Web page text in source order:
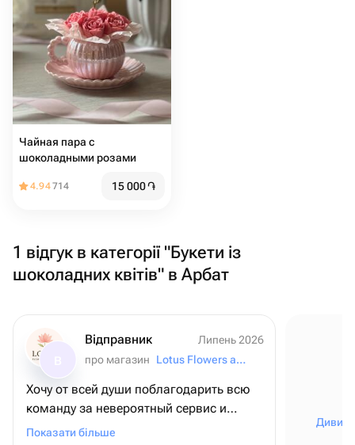
Чайная пара с
шоколадными розами
4.94714 15 000֏
1 відгук в категорії "Букети із
шоколадних квітів" в Арбат
Відправник
Липень 2026
про магазин
Lotus Flowers and Gifts
Хочу от всей души поблагодарить всю
команду за невероятный сервис и
внимание к деталям! ❤️ Для меня этот
Показати більше